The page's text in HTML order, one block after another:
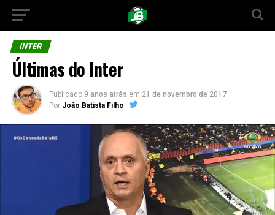
INTER
Últimas do Inter
Publicado 9 anos atrás em 21 de novembro de 2017
Por João Batista Filho